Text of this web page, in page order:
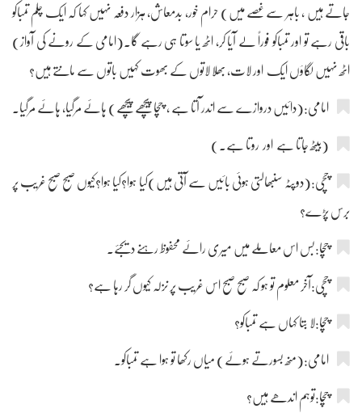
جاتے ہیں ، باہر سے غصے میں) حرام خور، بدمعاش، ہزار دفعہ نہیں کہا کہ ایک چلم تمباکو
باقی رہے تو اور تمباکو فوراً لے آیا کر، اٹھ یا سوتا ہی رہے گا۔(امامی کے رونے کی آواز)
اٹھ نہیں لگاؤں ایک اور لات، بھلا لاتوں کے بھوت کہیں باتوں سے مانتے ہیں؟
امامی:(دائیں دروازے سے اندر آتا ہے ، چچا پیچھے پیچھے) ہائے مرگیا، ہائے مرگیا۔
(بیٹھ جاتا ہے اور روتا ہے۔)
چچی:(دوپٹہ سنبھالتی ہوئی بائیں سے آتی ہیں)کیا ہوا؟کیا ہوا؟کیوں صبح صبح غریب پر
برس پڑے؟
چچا:بس اس معاملے میں میری رائے محفوظ رہنے دیجئے۔
چچی:آخر معلوم تو ہو کہ صبح صبح اس غریب پر نزلہ کیوں گر رہا ہے؟
چچا:لا بتا کہاں ہے تمباکو؟
امامی:(منھ بسورتے ہوئے) میاں رکھا تو ہوا ہے تمباکو۔
چچا:توہم اندھے ہیں؟